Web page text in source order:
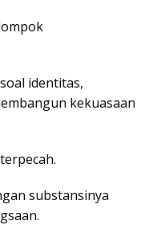
identitas,
kekuasaan
substansinya